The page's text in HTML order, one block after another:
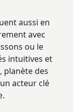
aussi en
avec
ou le
intuitives et
planète des
acteur clé